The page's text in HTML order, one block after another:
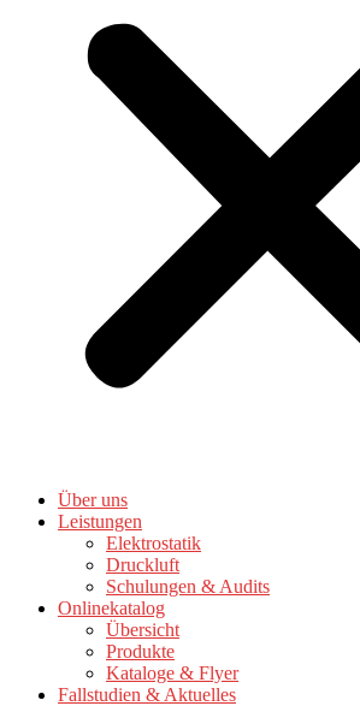
Über uns
Leistungen
Elektrostatik
Druckluft
Schulungen & Audits
Onlinekatalog
Übersicht
Produkte
Kataloge & Flyer
Fallstudien & Aktuelles